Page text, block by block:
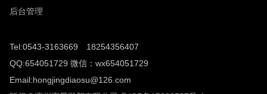
后台管理
Tel:0543-3163669 18254356407
QQ:654051729 微信：wx654051729
Email:hongjingdiaosu@126.com